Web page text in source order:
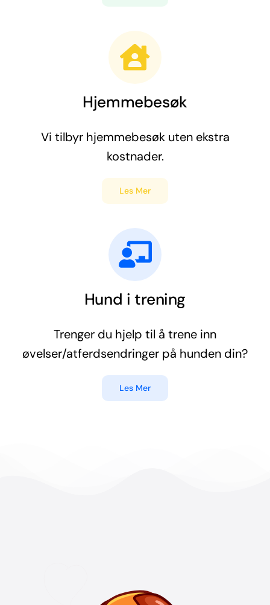
Hjemmebesøk
Vi tilbyr hjemmebesøk uten ekstra
kostnader.
Les Mer
Hund i trening
Trenger du hjelp til å trene inn
øvelser/atferdsendringer på hunden din?
Les Mer